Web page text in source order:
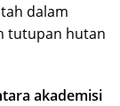
dalam
tutupan hutan
akademisi